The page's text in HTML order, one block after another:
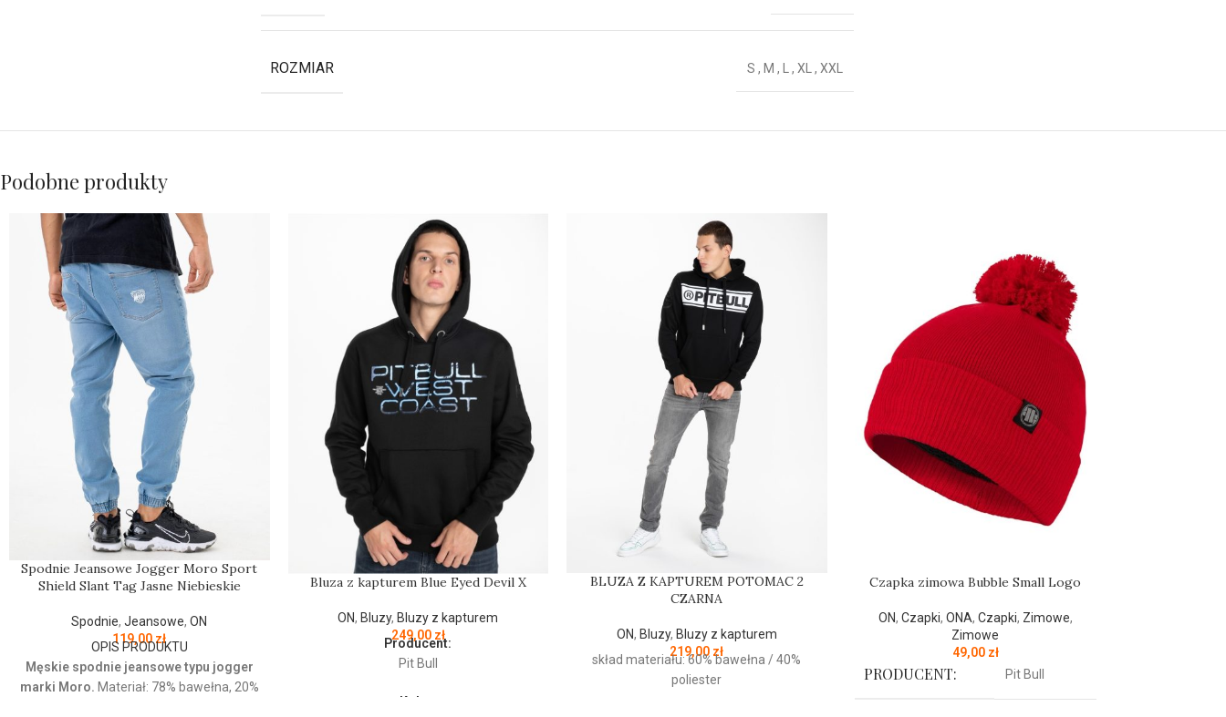
ROZMIAR S , M , L , XL , XXL
Podobne produkty
Spodnie Jeansowe Jogger Moro Sport
Shield Slant Tag Jasne Niebieskie
Spodnie,Jeansowe,ON
119,00zł
OPIS PRODUKTU
Męskie spodnie jeansowe typu jogger
marki Moro. Materiał: 78% bawełna, 20%
Bluza z kapturem Blue Eyed Devil X
ON, Bluzy, Bluzy z kapturem
249,00 zł
Producent:
Pit Bull
Kolor:
BLUZA Z KAPTUREM POTOMAC 2
CZARNA
ON, Bluzy, Bluzy z kapturem
219,00 zł
skład materiału: 60% bawełna / 40%
poliester
Czapka zimowa Bubble Small Logo
ON, Czapki, ONA, Czapki, Zimowe,
Zimowe
49,00 zł
PRODUCENT: Pit Bull